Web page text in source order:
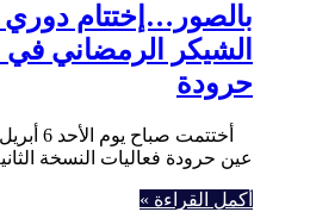
بالصور…إختتام
الشيكر الرمضاني في
حرودة
عين حرودة فعاليات النسخة
أكمل القراءة »